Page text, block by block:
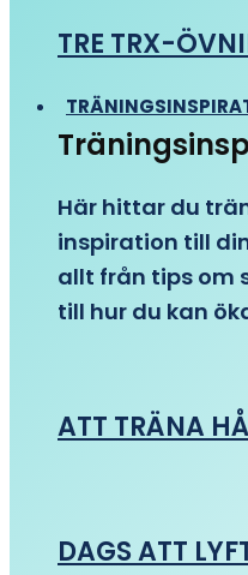
TRE TRX-
Här hittar du
inspiration till
allt från tips om
till hur du kan
ATT TRÄNA
DAGS ATT